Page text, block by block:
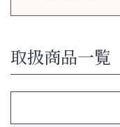
取扱商品一覧